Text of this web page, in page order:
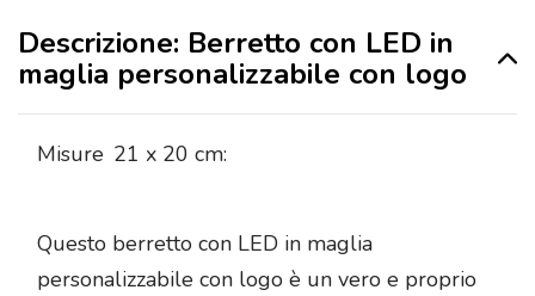
Descrizione: Berretto con LED in
maglia personalizzabile con logo
Misure 21 x 20 cm:
Questo berretto con LED in maglia
personalizzabile con logo è un vero e proprio